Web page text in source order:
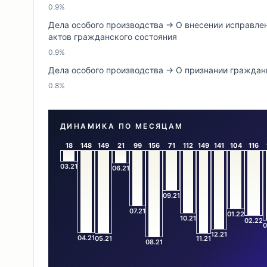
0.9%
Дела особого производства → О внесении
актов гражданского состояния
0.9%
Дела особого производства → О признании
0.8%
ДИНАМИКА ПО МЕСЯЦАМ
18
03.21
148
04.21
149
05.21
21
06.21
99
07.21
156
08.21
71
09.21
112
10.21
149
11.21
141
12.21
104
01.22
116
02.22